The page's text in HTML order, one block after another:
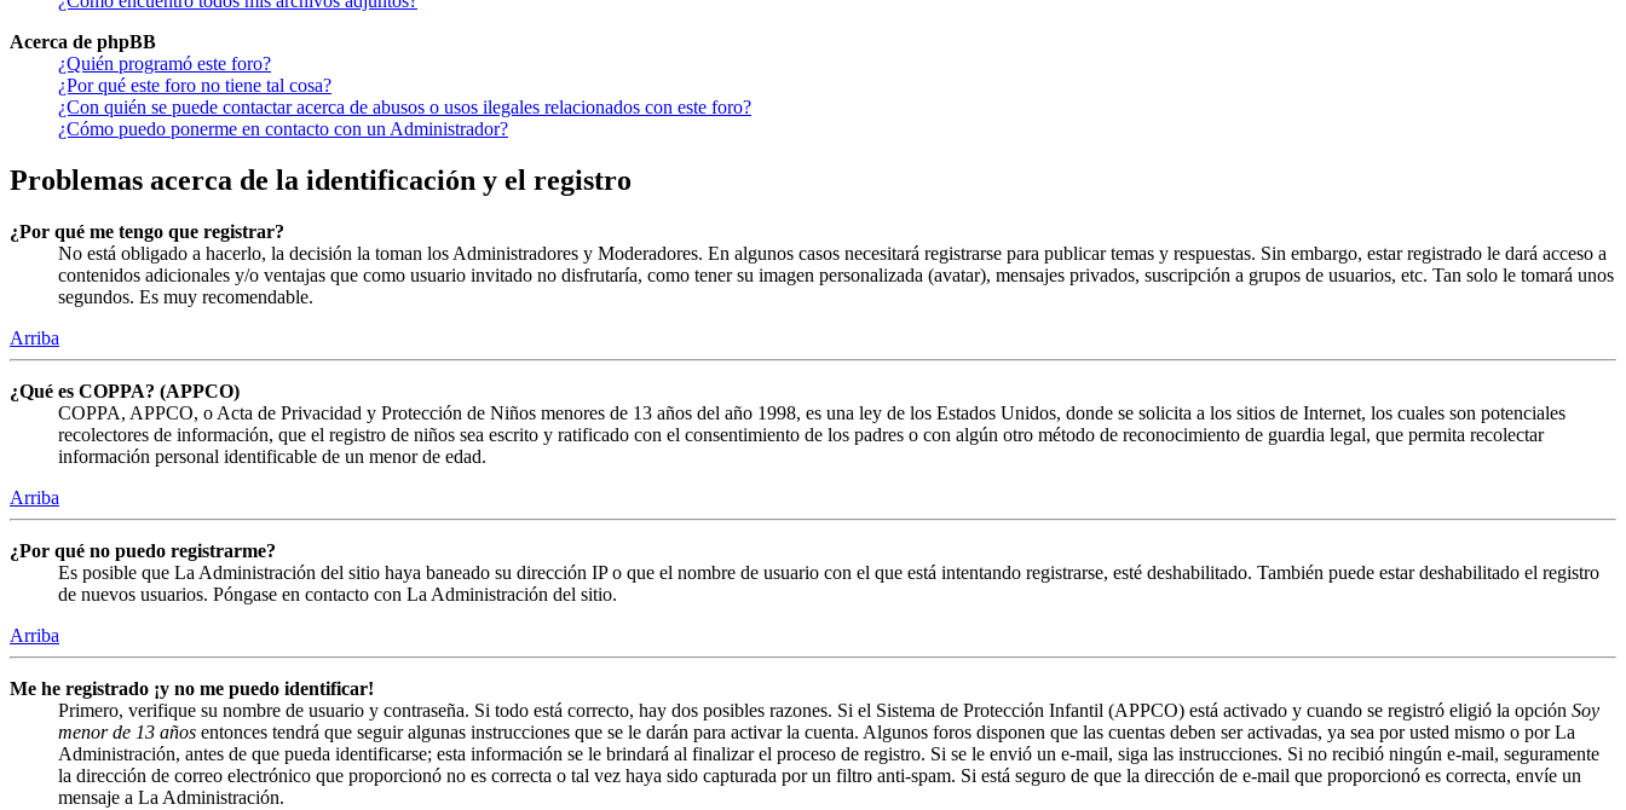
Acerca de phpBB
¿Quién programó este foro?
¿Por qué este foro no tiene tal cosa?
¿Con quién se puede contactar acerca de abusos o usos ilegales relacionados con este foro?
¿Cómo puedo ponerme en contacto con un Administrador?
Problemas acerca de la identificación y el registro
¿Por qué me tengo que registrar?
No está obligado a hacerlo, la decisión la toman los Administradores y Moderadores. En algunos casos necesitará registrarse para publicar temas y respuestas. Sin embargo, estar registrado le dará acceso a
contenidos adicionales y/o ventajas que como usuario invitado no disfrutaría, como tener su imagen personalizada (avatar), mensajes privados, suscripción a grupos de usuarios, etc. Tan solo le tomará unos
segundos. Es muy recomendable.
Arriba
¿Qué es COPPA? (APPCO)
COPPA, APPCO, o Acta de Privacidad y Protección de Niños menores de 13 años del año 1998, es una ley de los Estados Unidos, donde se solicita a los sitios de Internet, los cuales son potenciales
recolectores de información, que el registro de niños sea escrito y ratificado con el consentimiento de los padres o con algún otro método de reconocimiento de guardia legal, que permita recolectar
información personal identificable de un menor de edad.
Arriba
¿Por qué no puedo registrarme?
Es posible que La Administración del sitio haya baneado su dirección IP o que el nombre de usuario con el que está intentando registrarse, esté deshabilitado. También puede estar deshabilitado el registro
de nuevos usuarios. Póngase en contacto con La Administración del sitio.
Arriba
Me he registrado ¡y no me puedo identificar!
Primero, verifique su nombre de usuario y contraseña. Si todo está correcto, hay dos posibles razones. Si el Sistema de Protección Infantil (APPCO) está activado y cuando se registró eligió la opción Soy
menor de 13 años entonces tendrá que seguir algunas instrucciones que se le darán para activar la cuenta. Algunos foros disponen que las cuentas deben ser activadas, ya sea por usted mismo o por La
Administración, antes de que pueda identificarse; esta información se le brindará al finalizar el proceso de registro. Si se le envió un e-mail, siga las instrucciones. Si no recibió ningún e-mail, seguramente
la dirección de correo electrónico que proporcionó no es correcta o tal vez haya sido capturada por un filtro anti-spam. Si está seguro de que la dirección de e-mail que proporcionó es correcta, envíe un
mensaje a La Administración.